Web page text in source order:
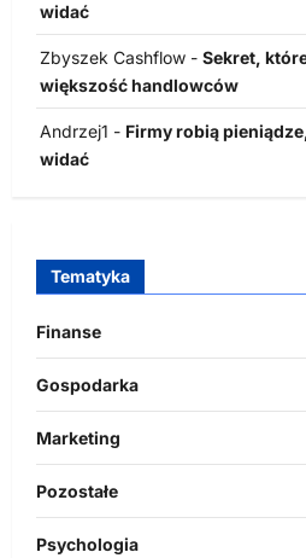
widać
Zbyszek Cashflow - Sekret,
większość handlowców
Andrzej1 - Firmy robią
widać
Tematyka
Finanse
Gospodarka
Marketing
Pozostałe
Psychologia